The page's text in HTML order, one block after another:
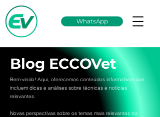
WhatsApp
Blog ECCOVet
Bem-vindo! Aqui, oferecemos conteúdos informativos que
incluem dicas e análises sobre técnicas e notícias
relevantes.
Novas perspectivas sobre os temas mais relevantes no